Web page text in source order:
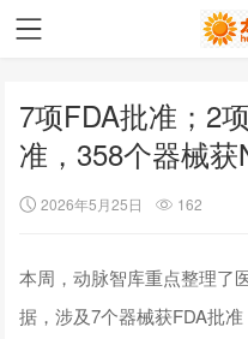
7项FDA批准；2
准，358个器械
2026年5月25日 162
本周，动脉智库重点整理了
据，涉及7个器械获FDA批